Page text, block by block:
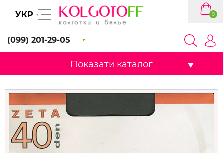
УКР
(099) 201-29-05
0
Показати каталог